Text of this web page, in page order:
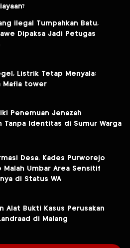
ilegal Tumpahkan Batu,
Dipaksa Jadi Petugas
Menyala:
Diduga ada Mafia tower
Penemuan Jenazah
Tanpa Identitas di Sumur Warga
Desa, Kades Purworejo
Malah Umbar Area Sensitif
di Status WA
Alat Bukti Kasus Perusakan
di Malang